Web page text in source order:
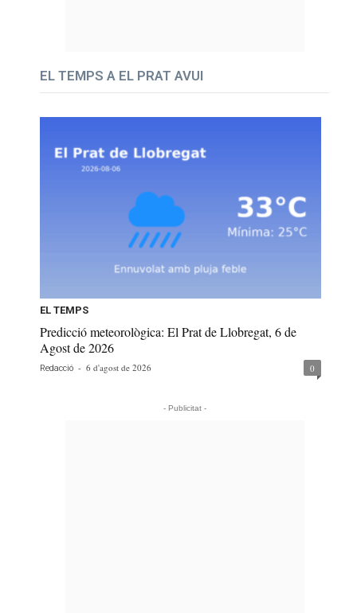
EL TEMPS A EL PRAT AVUI
EL TEMPS
Predicció meteorològica: El Prat de Llobregat, 6 de
Agost de 2026
Redacció - 6 d'agost de 2026 0
- Publicitat -